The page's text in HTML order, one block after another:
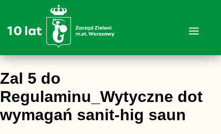
Zal 5 do
Regulaminu_Wytyczne dot
wymagań sanit-hig saun